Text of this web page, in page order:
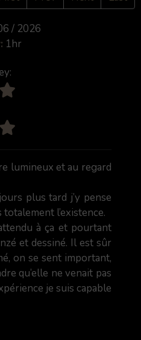
/ 2026
1hr
lumineux et au regard
plus tard j’y pense
l’existence.
à ça et pourtant
et dessiné. Il est sûr
on se sent important,
qu’elle ne venait pas
je suis capable